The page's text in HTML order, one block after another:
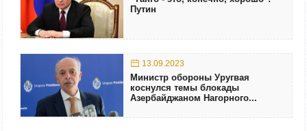
Путин
13.09.2023
Министр обороны Уругвая
коснулся темы блокады
Азербайджаном Нагорного...